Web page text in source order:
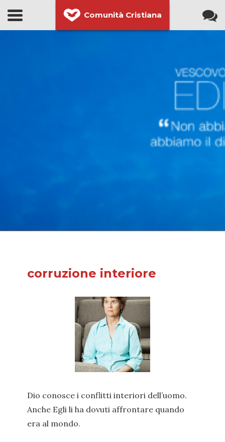
Comunità Cristiana
corruzione interiore
Dio conosce i conflitti interiori dell’uomo.
Anche Egli li ha dovuti affrontare quando
era al mondo.